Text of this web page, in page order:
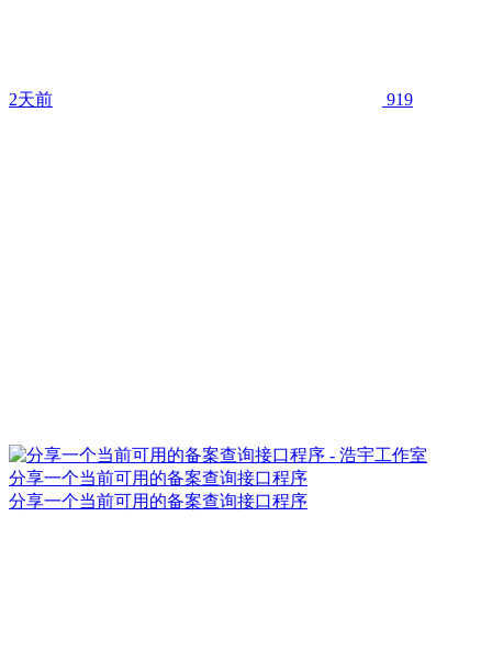
2天前 919
分享一个当前可用的备案查询接口程序
分享一个当前可用的备案查询接口程序